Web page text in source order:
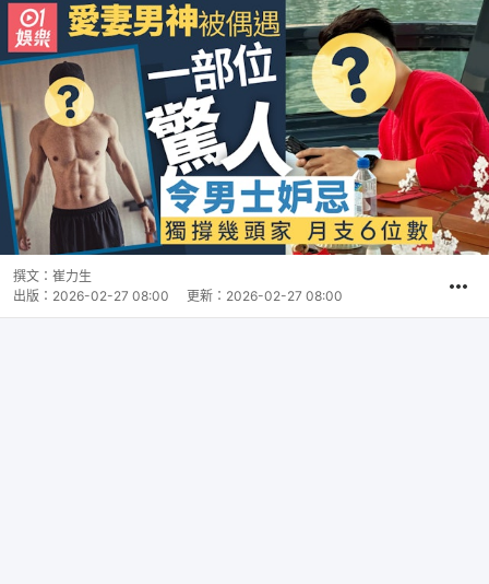
撰文： 崔力生
出版： 2026-02-27 08:00 更新： 2026-02-27 08:00